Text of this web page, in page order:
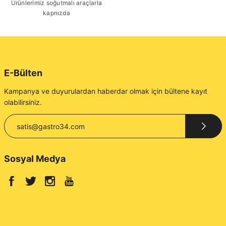
Ürünlerimiz soğutmalı araçlarla
kapnızda
E-Bülten
Kampanya ve duyurulardan haberdar olmak için bültene kayıt
olabilirsiniz.
Sosyal Medya